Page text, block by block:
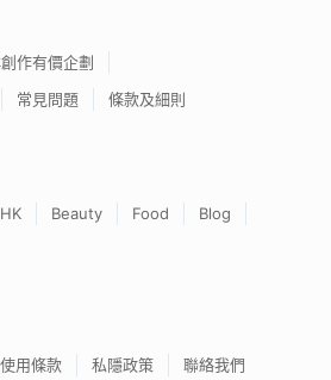
作有價企劃
常見問題 條款及細則
HK Beauty Food
Blog
使用條款 私隱政策 聯絡我們